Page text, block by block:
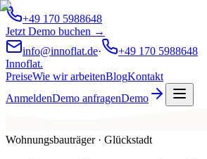
+49 170 5988648
Jetzt Demo buchen →
info@innoflat.de·
+49 170 5988648
Innoflat.
PreiseWie wir arbeitenBlogKontakt
AnmeldenDemo anfragenDemo
Wohnungsbauträger · Glückstadt